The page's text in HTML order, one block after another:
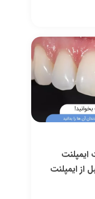
ایمپلنت
ایمپلنت